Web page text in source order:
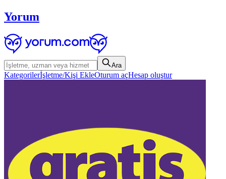
Yorum
Ara
Kategorilerİşletme/Kişi EkleOturum açHesap oluştur